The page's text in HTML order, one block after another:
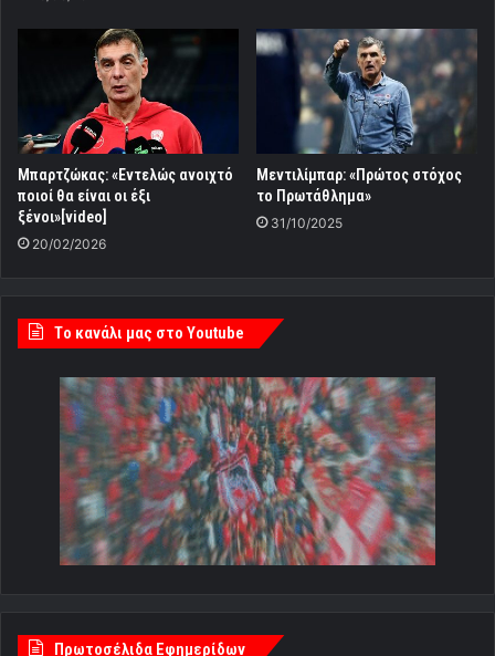
Mπαρτζώκας: «Εντελώς ανοιχτό
ποιοί θα είναι οι έξι
ξένοι»[video]
20/02/2026
Mεντιλίμπαρ: «Πρώτος στόχος
το Πρωτάθλημα»
31/10/2025
Tο κανάλι μας στο Youtube
Πρωτοσέλιδα Εφημερίδων